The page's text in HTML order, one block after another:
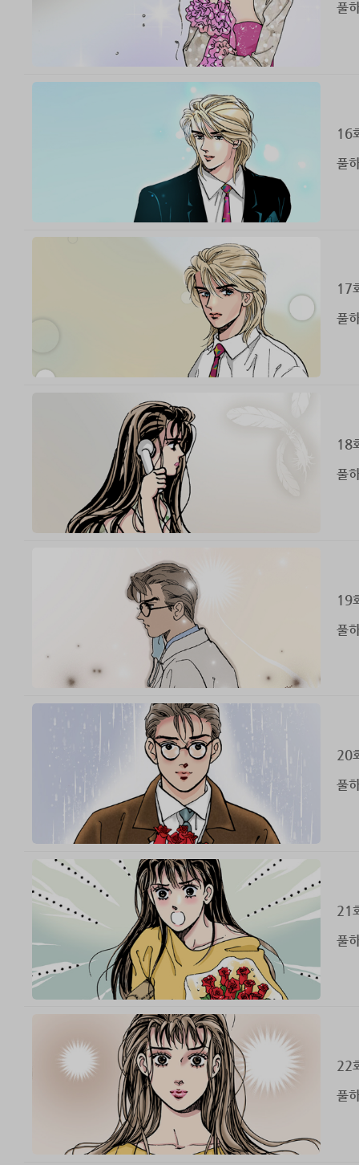
풀
16
풀
17
풀
18
풀
19
풀
20
풀
21
풀
22
풀